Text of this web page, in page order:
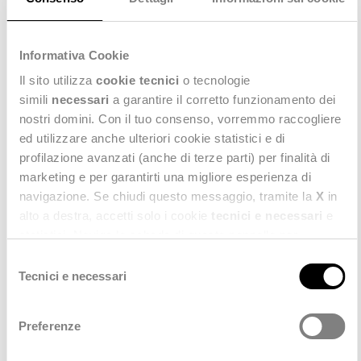
Informativa Cookie
Il sito utilizza cookie tecnici o tecnologie
simili necessari a garantire il corretto funzionamento dei
nostri domini. Con il tuo consenso, vorremmo raccogliere
ed utilizzare anche ulteriori cookie statistici e di
profilazione avanzati (anche di terze parti) per finalità di
marketing e per garantirti una migliore esperienza di
navigazione. Se chiudi questo messaggio, tramite la X in
maggiori informazioni consulta anche la nostra
Privacy
delTecnici e necessari
Preferenze
Scopri anche